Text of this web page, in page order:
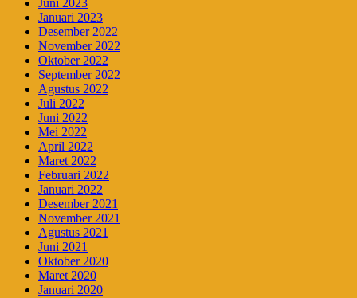
Juni 2023
Januari 2023
Desember 2022
November 2022
Oktober 2022
September 2022
Agustus 2022
Juli 2022
Juni 2022
Mei 2022
April 2022
Maret 2022
Februari 2022
Januari 2022
Desember 2021
November 2021
Agustus 2021
Juni 2021
Oktober 2020
Maret 2020
Januari 2020